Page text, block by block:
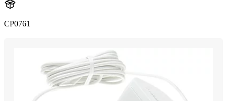
CP0761